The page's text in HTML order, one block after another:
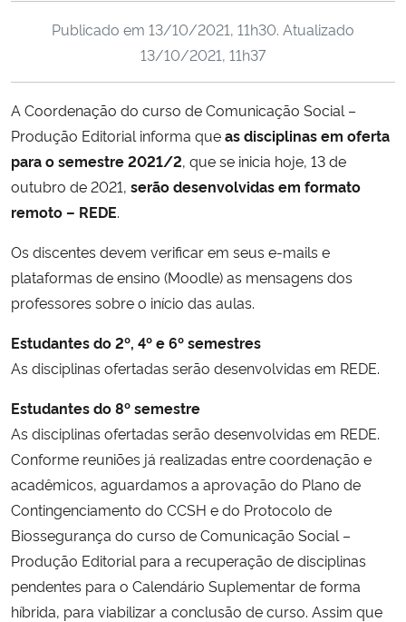
Ministério da Saúde
Ministério do Meio Ambiente
Ministério do Turismo
Ministério do Desenvolvimento Regional
Controladoria-Geral da União
Ministério da Mulher, da Família e dos Direitos Humanos
Secretaria-Geral
Secretaria de Governo
Gabinete de Segurança Institucional
Advocacia-Geral da União
Banco Central do Brasil
Publicado em 13/10/2021, 11h30. Atualizado
13/10/2021, 11h37
A Coordenação do curso de Comunicação Social –
Produção Editorial informa queas disciplinas em oferta
para o semestre 2021/2, que se inicia hoje, 13 de
outubro de 2021, serão desenvolvidas em formato
remoto – REDE.
Os discentes devem verificar em seus e-mails e
plataformas de ensino (Moodle) as mensagens dos
professores sobre o início das aulas.
Estudantes do 2º, 4º e 6º semestres
As disciplinas ofertadas serão desenvolvidas em REDE.
Estudantes do 8º semestre
As disciplinas ofertadas serão desenvolvidas em REDE.
Conforme reuniões já realizadas entre coordenação e
acadêmicos, aguardamos a aprovação do Plano de
Contingenciamento do CCSH e do Protocolo de
Biossegurança do curso de Comunicação Social –
Produção Editorial para a recuperação de disciplinas
pendentes para o Calendário Suplementar de forma
híbrida, para viabilizar a conclusão de curso. Assim que